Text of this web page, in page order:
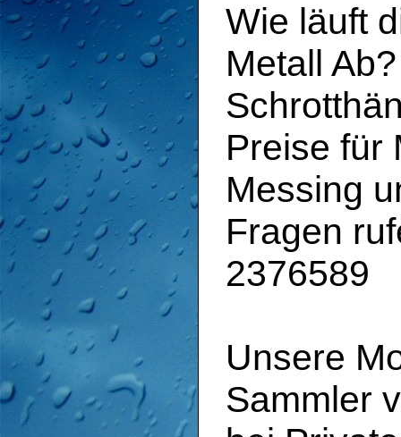
Wie läuft
Metall
Preise für
Messing
Fragen
2376589
Unsere
Sammler